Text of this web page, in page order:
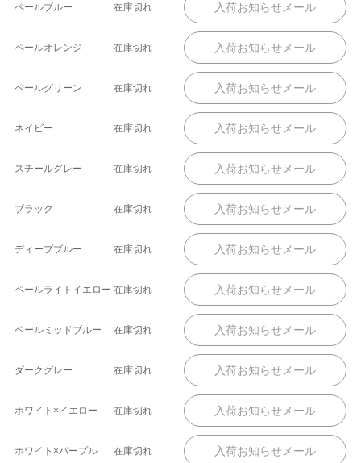
ペールブルー 在庫切れ
ペールオレンジ 在庫切れ
ペールグリーン 在庫切れ
ネイビー 在庫切れ
スチールグレー 在庫切れ
ブラック 在庫切れ
ディープブルー 在庫切れ
ペールライトイエロー 在庫切れ
ペールミッドブルー 在庫切れ
ダークグレー 在庫切れ
ホワイト×イエロー 在庫切れ
ホワイト×パープル 在庫切れ